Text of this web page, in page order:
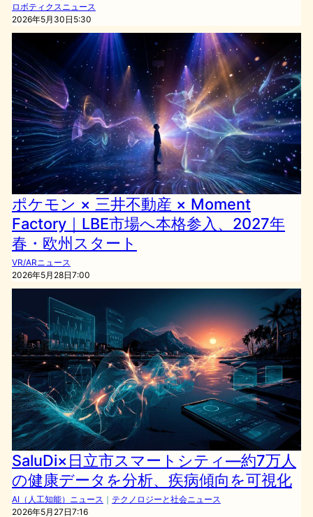
ロボティクスニュース
2026年5月30日5:30
ポケモン × 三井不動産 × Moment
Factory｜LBE市場へ本格参入、2027年
春・欧州スタート
VR/ARニュース
2026年5月28日7:00
SaluDi×日立市スマートシティ―約7万人
の健康データを分析、疾病傾向を可視化
AI（人工知能）ニュース ｜ テクノロジーと社会ニュース
2026年5月27日7:16